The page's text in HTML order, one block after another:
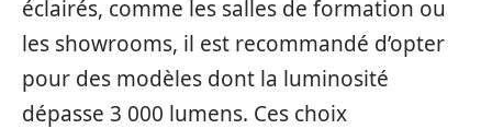
éclairés, comme les salles de formation ou
les showrooms, il est recommandé d’opter
pour des modèles dont la luminosité
dépasse 3 000 lumens. Ces choix